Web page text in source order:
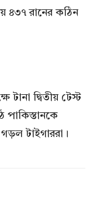
৪৩৭ রানের কঠিন
টানা দ্বিতীয় টেস্ট
পাকিস্তানকে
টাইগাররা।